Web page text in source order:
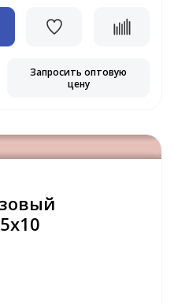
Запросить оптовую
цену